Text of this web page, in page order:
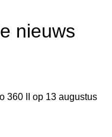
nieuws
360 II op 13 augustus